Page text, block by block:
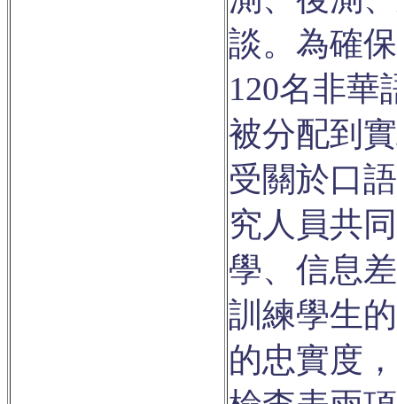
談。為確
120名非華
被分配到
受關於口
究人員共
學、信息
訓練學生
的忠實度